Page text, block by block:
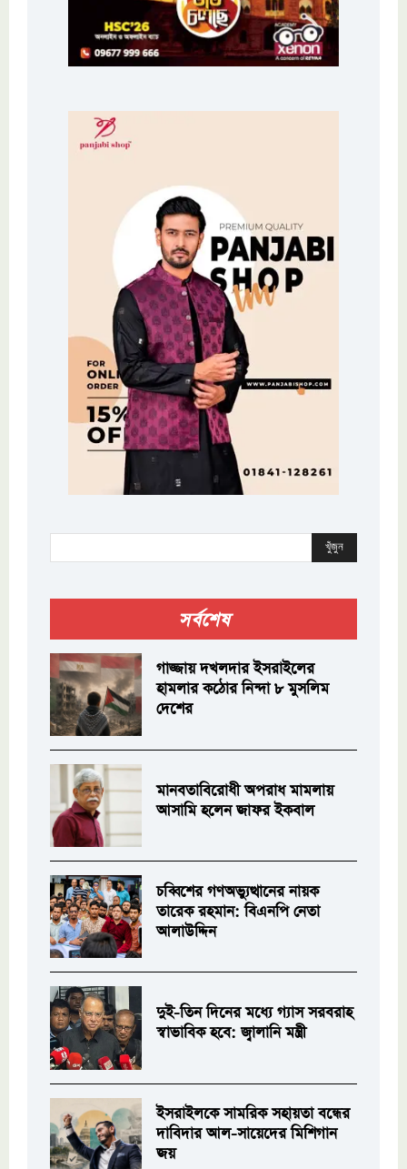
খুঁজুন
সর্বশেষ
গাজ্জায় দখলদার ইসরাইলের
হামলার কঠোর নিন্দা ৮ মুসলিম
দেশের
মানবতাবিরোধী অপরাধ মামলায়
আসামি হলেন জাফর ইকবাল
চব্বিশের গণঅভ্যুত্থানের নায়ক
তারেক রহমান: বিএনপি নেতা
আলাউদ্দিন
দুই-তিন দিনের মধ্যে গ্যাস সরবরাহ
স্বাভাবিক হবে: জ্বালানি মন্ত্রী
ইসরাইলকে সামরিক সহায়তা বন্ধের
দাবিদার আল-সায়েদের মিশিগান
জয়